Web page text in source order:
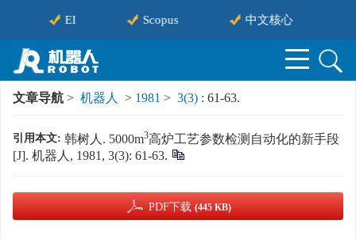
EI Scopus 中文核心
文章导航 > 机器人 > 1981 > 3(3) : 61-63.
引用本文: 韩树人. 5000m3高炉工艺参数检测自动化的新手段
[J]. 机器人, 1981, 3(3): 61-63.
PDF下载 (445 KB)